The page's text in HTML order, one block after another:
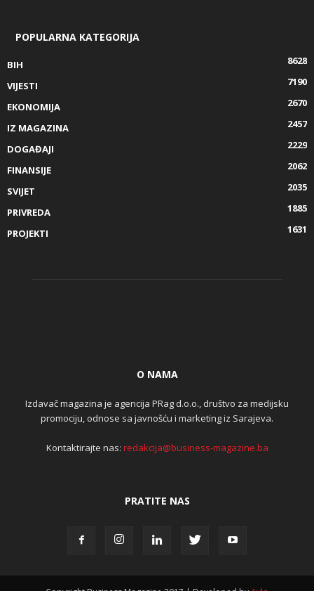
POPULARNA KATEGORIJA
BIH
8628
VIJESTI
7190
EKONOMIJA
2670
IZ MAGAZINA
2457
DOGAĐAJI
2229
FINANSIJE
2062
SVIJET
2035
PRIVREDA
1885
PROJEKTI
1631
O NAMA
Izdavač magazina je agencija PRag d.o.o., društvo za medijsku
promociju, odnose sa javnošću i marketing iz Sarajeva.
Kontaktirajte nas: redakcija@business-magazine.ba
PRATITE NAS